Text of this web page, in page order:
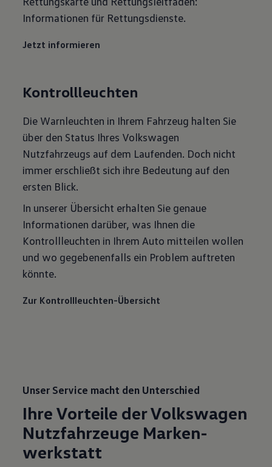
Informationen für Rettungsdienste.
Jetzt informieren
Kontrollleuchten
Die Warnleuchten in Ihrem Fahrzeug halten Sie
über den Status Ihres Volkswagen
Nutzfahrzeugs auf dem Laufenden. Doch nicht
immer erschließt sich ihre Bedeutung auf den
ersten Blick.
In unserer Übersicht erhalten Sie genaue
Informationen darüber, was Ihnen die
Kontrollleuchten in Ihrem Auto mitteilen wollen
und wo gegebenenfalls ein Problem auftreten
könnte.
Zur Kontrollleuchten-Übersicht
Unser Service macht den Unterschied
Ihre Vorteile der Volkswagen
Nutz­fahr­zeuge Marken­
werkstatt